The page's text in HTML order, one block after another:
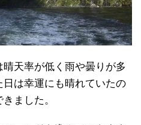
天率が低く雨や曇りが多
は幸運にも晴れていたの
ました。